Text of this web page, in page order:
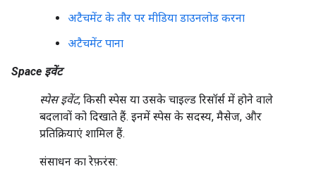
अटैचमेंट के तौर पर मीडिया डाउनलोड करना
अटैचमेंट पाना
Space इवेंट
स्पेस इवेंट, किसी स्पेस या उसके चाइल्ड रिसॉर्स में होने वाले
बदलावों को दिखाते हैं. इनमें स्पेस के सदस्य, मैसेज, और
प्रतिक्रियाएं शामिल हैं.
संसाधन का रेफ़रंस: